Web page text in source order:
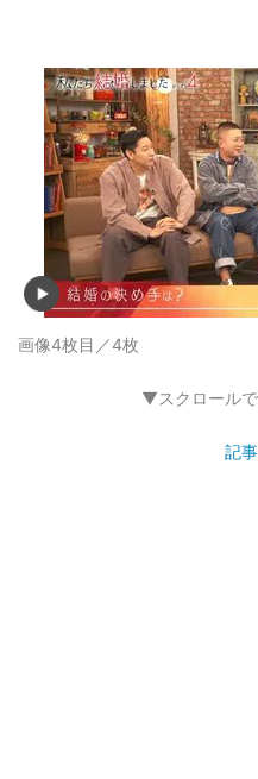
画像4枚目／4枚
▼スクロール
記